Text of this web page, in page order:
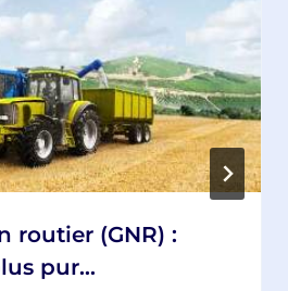
routier (GNR) :
pur…